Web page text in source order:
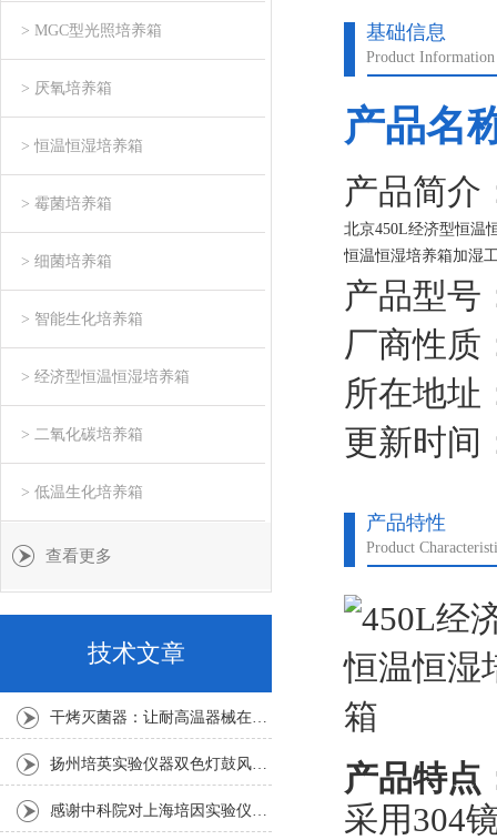
基础信息
Product Information
产品名
产品简介
北京450L经济型恒温
恒温恒湿培养箱加湿
好后排空连接管内空
警声停止。
加湿工作结束后，需
产品型号
厂商性质
所在地址
更新时间
产品特性
Product
产品特点
采用304
> MGC型光照培养箱
> 厌氧培养箱
> 恒温恒湿培养箱
> 霉菌培养箱
> 细菌培养箱
> 智能生化培养箱
> 经济型恒温恒湿培养箱
> 二氧化碳培养箱
> 低温生化培养箱
查看更多
技术文章
干烤灭菌器：让耐高温器械在无水高温中重获无菌新生
扬州培英实验仪器双色灯鼓风干燥箱
感谢中科院对上海培因实验仪器的认可